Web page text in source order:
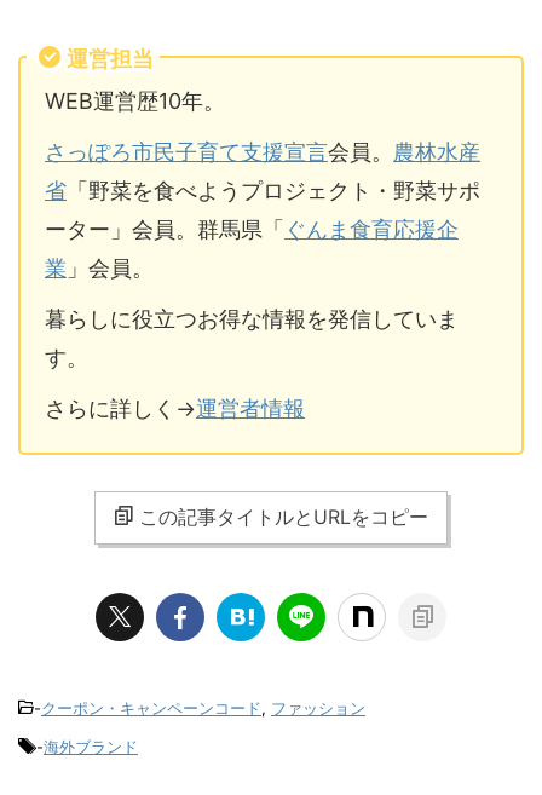
運営担当
WEB運営歴10年。
さっぽろ市民子育て支援宣言会員。 農林水産
省 「野菜を食べようプロジェクト・野菜サポ
ーター」会員。群馬県「 ぐんま食育応援企
業 」会員。
暮らしに役立つお得な情報を発信していま
す。
さらに詳しく→運営者情報
この記事タイトルとURLをコピー
-クーポン・キャンペーンコード, ファッション
-海外ブランド